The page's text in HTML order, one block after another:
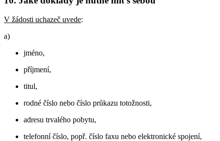
V žádosti uchazeč uvede:
a)
jméno,
příjmení,
titul,
rodné číslo nebo číslo průkazu totožnosti,
adresu trvalého pobytu,
telefonní číslo, popř. číslo faxu nebo elektronické spojení,